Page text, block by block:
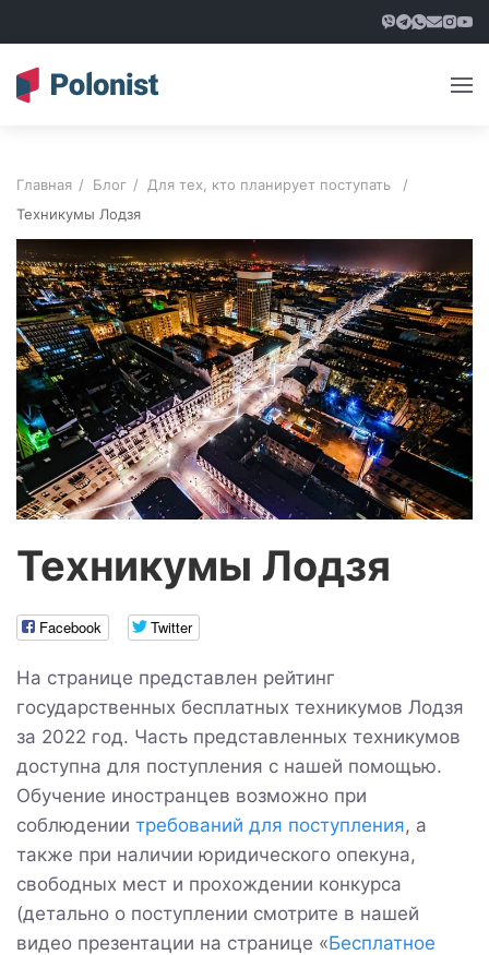
Главная Блог
Для тех, кто планирует поступать
Техникумы Лодзя
Техникумы Лодзя
Facebook Twitter
На странице представлен рейтинг
государственных бесплатных техникумов Лодзя
за 2022 год. Часть представленных техникумов
доступна для поступления с нашей помощью.
Обучение иностранцев возможно при
соблюдении требований для поступления, а
также при наличии юридического опекуна,
свободных мест и прохождении конкурса
(детально о поступлении смотрите в нашей
видео презентации на странице «Бесплатное